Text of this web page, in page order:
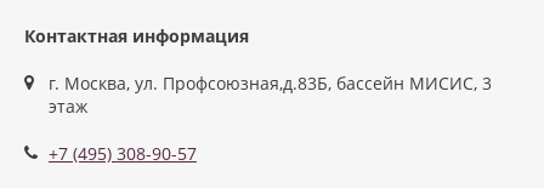
Контактная информация
г. Москва, ул. Профсоюзная,д.83Б, бассейн МИСИС, 3
этаж
+7 (495) 308-90-57